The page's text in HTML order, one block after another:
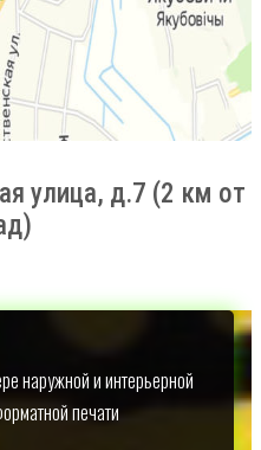
улица, д.7 (2 км от
наружной и интерьерной
печати